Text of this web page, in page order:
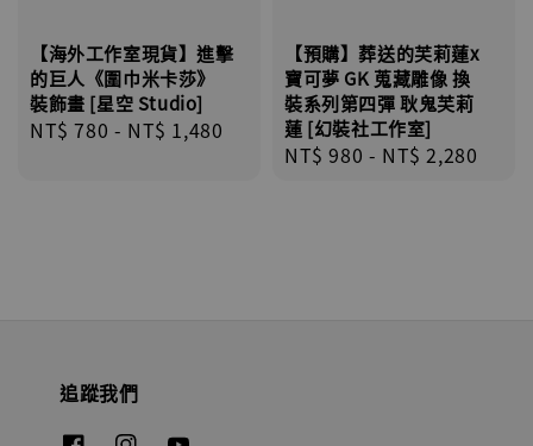
【海外工作室現貨】進擊
的巨人《圍巾米卡莎》
裝飾畫 [星空 Studio]
Regular
NT$ 780 - NT$ 1,480
【預購】葬送的芙莉蓮x
寶可夢 GK 蒐藏雕像 換
裝系列第四彈 耿鬼芙莉
蓮 [幻裝社工作室]
Regular
NT$ 980 - NT$ 2,280
追蹤我們